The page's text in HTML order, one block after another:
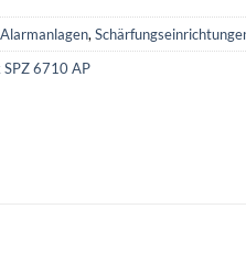
Alarmanlagen,
6710 AP